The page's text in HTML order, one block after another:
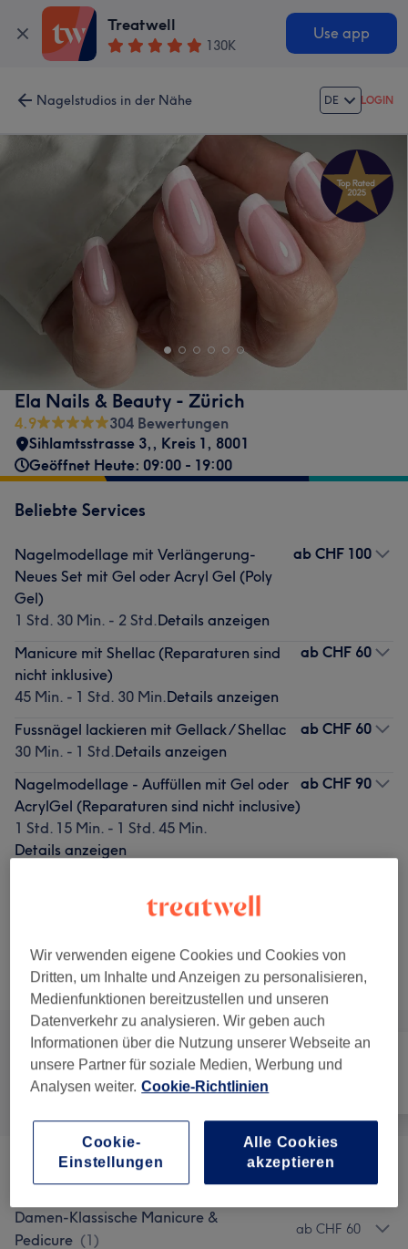
Treatwell
130K
Use app
Nagelstudios in der Nähe DE LOGIN
Ela Nails & Beauty - Zürich
4.9
304 Bewertungen
Sihlamtsstrasse 3,, Kreis 1, 8001
Geöffnet Heute: 09:00 - 19:00
Beliebte Services
Nagelmodellage mit Verlängerung-
Neues Set mit Gel oder Acryl Gel (Poly
Gel)
1 Std. 30 Min. - 2 Std.Details anzeigen
ab CHF 100
Manicure mit Shellac (Reparaturen sind
nicht inklusive)
45 Min. - 1 Std. 30 Min.Details anzeigen
ab CHF 60
Fussnägel lackieren mit Gellack / Shellac
30 Min. - 1 Std.Details anzeigen
ab CHF 60
Nagelmodellage - Auffüllen mit Gel oder
AcrylGel (Reparaturen sind nicht inclusive)
1 Std. 15 Min. - 1 Std. 45 Min.
Details anzeigen
ab CHF 90
Hornhautentfernung
Alle Services
Alle Nägel
Herren -Manicure & Pedicure ab CHF 60
Damen-Klassische Manicure &
Pedicure (1)
ab CHF 60
Wir verwenden eigene Cookies und Cookies von
Dritten, um Inhalte und Anzeigen zu personalisieren,
Medienfunktionen bereitzustellen und unseren
Datenverkehr zu analysieren. Wir geben auch
Informationen über die Nutzung unserer Webseite an
unsere Partner für soziale Medien, Werbung und
Analysen weiter. Cookie-Richtlinien
Alle Cookies
akzeptieren
Cookie-
Einstellungen